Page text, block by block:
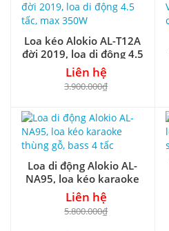
Loa kéo Alokio AL-T12A
đời 2019, loa di động 4.5
tấc, max 350W
Liên hệ
3.900.000₫
Loa di động Alokio AL-
NA95, loa kéo karaoke
thùng gỗ, bass 4 tấc
Liên hệ
5.800.000₫